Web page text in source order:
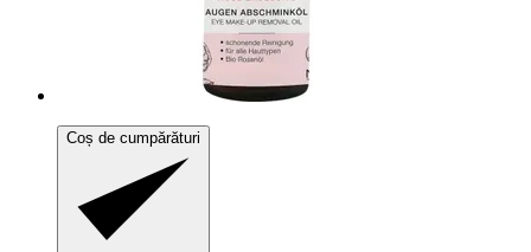
Coș de cumpărături